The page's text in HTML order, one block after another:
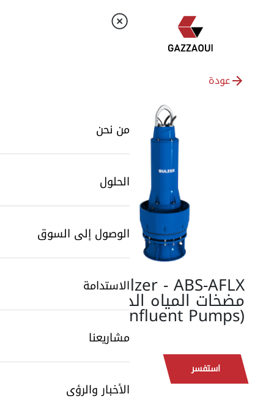
من نحن
الحلول
الوصول إلى السوق
الاستدامة
مشاريعنا
الأخبار والرؤى
عودة
Sulzer - ABS-AFLX:
مضخات المياه الداخلة
(Influent Pumps)
استفسر